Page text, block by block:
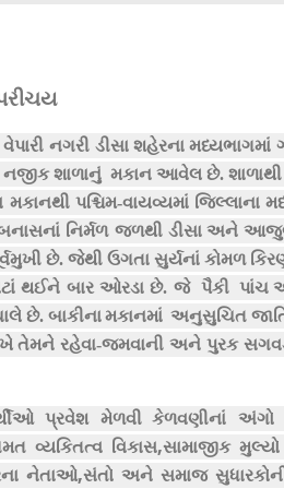
નગરી ડીસા શહેરના મધ્યભાગમાં
શાળાનું મકાન આવેલ છે.
પશ્ચિમ-વાયવ્યમાં જિલ્લાના
નિર્મળ જળથી ડીસા અને
છે. જેથી ઉગતા સુર્યનાં કોમળ
થઈને બાર ઓરડા છે. જે પૈકી પાંચ
છે. બાકીનામકાનમાં અનુસુચિત
તેમને રહેવા-જમવાની અને પુરક
પ્રવેશ મેળવી કેળવણીનાં અંગો
વ્યકિતત્વ વિકાસ,સામાજીક
નેતાઓ,સંતો અને સમાજ